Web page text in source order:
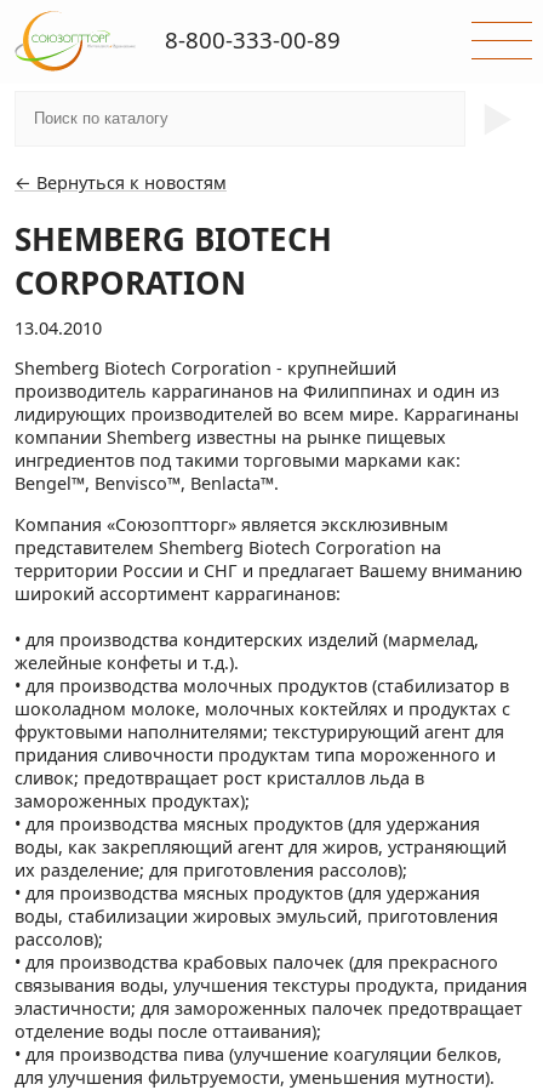
← Вернуться к новостям
SHEMBERG BIOTECH
CORPORATION
13.04.2010
Shemberg Biotech Corporation - крупнейший
производитель каррагинанов на Филиппинах и один из
лидирующих производителей во всем мире. Каррагинаны
компании Shemberg известны на рынке пищевых
ингредиентов под такими торговыми марками как:
Bengel™, Benvisco™, Benlacta™.
Компания «Союзоптторг» является эксклюзивным
представителем Shemberg Biotech Corporation на
территории России и СНГ и предлагает Вашему вниманию
широкий ассортимент каррагинанов:
• для производства кондитерских изделий (мармелад,
желейные конфеты и т.д.).
• для производства молочных продуктов (стабилизатор в
шоколадном молоке, молочных коктейлях и продуктах с
фруктовыми наполнителями; текстурирующий агент для
придания сливочности продуктам типа мороженного и
сливок; предотвращает рост кристаллов льда в
замороженных продуктах);
• для производства мясных продуктов (для удержания
воды, как закрепляющий агент для жиров, устраняющий
их разделение; для приготовления рассолов);
• для производства мясных продуктов (для удержания
воды, стабилизации жировых эмульсий, приготовления
рассолов);
• для производства крабовых палочек (для прекрасного
связывания воды, улучшения текстуры продукта, придания
эластичности; для замороженных палочек предотвращает
отделение воды после оттаивания);
• для производства пива (улучшение коагуляции белков,
для улучшения фильтруемости, уменьшения мутности).
8-800-333-00-89